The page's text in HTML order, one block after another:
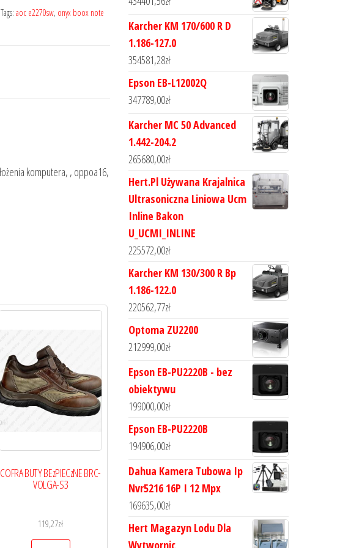
Tags: aoc e2270sw, onyx boox note
komputera, , oppoa16,
COFRA BUTY BEzPIECzNE BRC-
VOLGA-S3
119,27zł
Karcher KM 170/600 R D
1.186-127.0
354581,28zł
Epson EB-L12002Q
347789,00zł
Karcher MC 50 Advanced
1.442-204.2
265680,00zł
Hert.Pl Używana Krajalnica
Ultrasoniczna Liniowa Ucm
Inline Bakon
U_UCMI_INLINE
225572,00zł
Karcher KM 130/300 R Bp
1.186-122.0
220562,77zł
Optoma ZU2200
212999,00zł
Epson EB-PU2220B - bez
obiektywu
199000,00zł
Epson EB-PU2220B
194906,00zł
Dahua Kamera Tubowa Ip
Nvr5216 16P I 12 Mpx
169635,00zł
Hert Magazyn Lodu Dla
Wytwornic